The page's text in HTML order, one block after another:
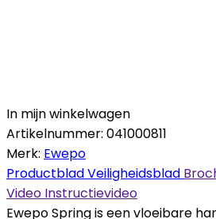
In mijn winkelwagen
Artikelnummer: 041000811
Merk: Ewepo
ProductbladVeiligheidsblad
Video Instructievideo
Ewepo Spring is een vloeibare